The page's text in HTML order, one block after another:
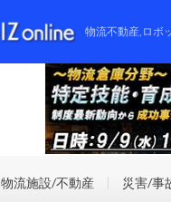
物流不動産,ロボ
物流施設/不動産 災害/事